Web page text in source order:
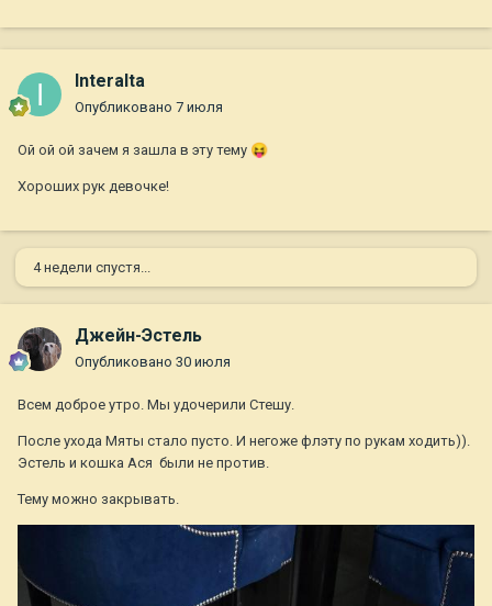
Interalta
Опубликовано 7 июля
Ой ой ой зачем я зашла в эту тему 😝
Хороших рук девочке!
4 недели спустя...
Джейн-Эстель
Опубликовано 30 июля
Всем доброе утро. Мы удочерили Стешу.
После ухода Мяты стало пусто. И негоже флэту по рукам ходить)).
Эстель и кошка Ася были не против.
Тему можно закрывать.